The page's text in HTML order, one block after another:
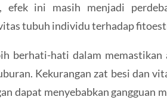
efek ini masih menjadi
tubuh individu terhadap
berhati-hati dalam memastikan
Kekurangan zat besi dan
dapat menyebabkan gangguan